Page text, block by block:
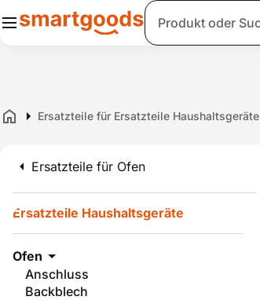
Suche
Home Ersatzteile für Ersatzteile Haushaltsgeräte
Ersatzteile für Ofen
Ersatzteile Haushaltsgeräte
Ofen
Anschluss
Backblech